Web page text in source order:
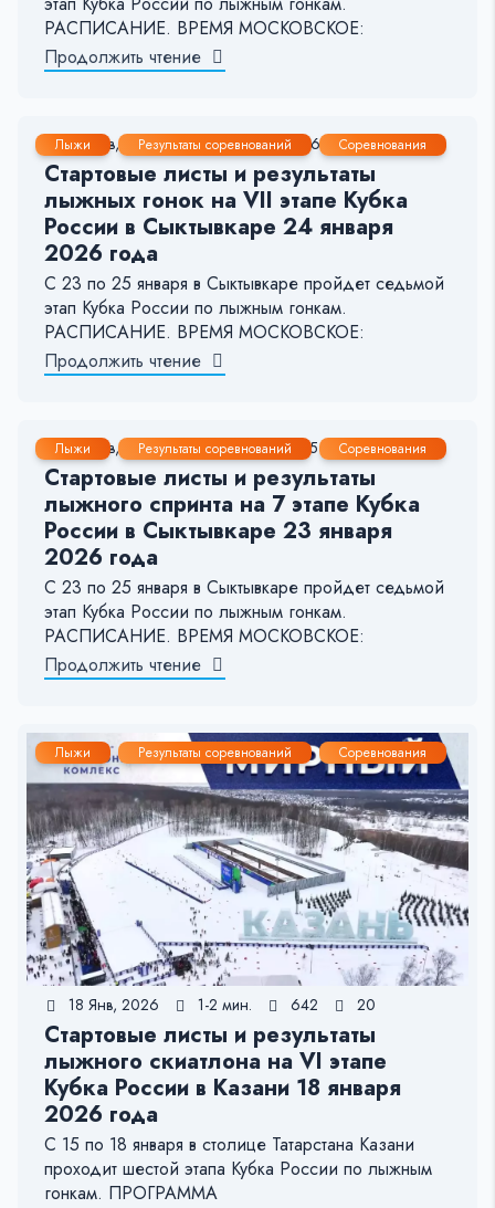
РАСПИСАНИЕ. ВРЕМЯ МОСКОВСКОЕ:
Продолжить чтение
Лыжи Результаты соревнований Соревнования
24 Янв, 2026 1-2 мин. 426 7
Стартовые листы и результаты
лыжных гонок на VII этапе Кубка
России в Сыктывкаре 24 января
2026 года
С 23 по 25 января в Сыктывкаре пройдет седьмой
этап Кубка России по лыжным гонкам.
РАСПИСАНИЕ. ВРЕМЯ МОСКОВСКОЕ:
Продолжить чтение
Лыжи Результаты соревнований Соревнования
22 Янв, 2026 1-2 мин. 275 14
Стартовые листы и результаты
лыжного спринта на 7 этапе Кубка
России в Сыктывкаре 23 января
2026 года
С 23 по 25 января в Сыктывкаре пройдет седьмой
этап Кубка России по лыжным гонкам.
РАСПИСАНИЕ. ВРЕМЯ МОСКОВСКОЕ:
Продолжить чтение
Лыжи Результаты соревнований Соревнования
18 Янв, 2026 1-2 мин. 642 20
Стартовые листы и результаты
лыжного скиатлона на VI этапе
Кубка России в Казани 18 января
2026 года
С 15 по 18 января в столице Татарстана Казани
проходит шестой этапа Кубка России по лыжным
гонкам. ПРОГРАММА